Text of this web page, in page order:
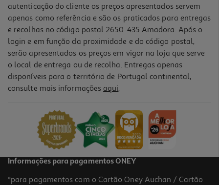
autenticação do cliente os preços apresentados servem
apenas como referência e são os praticados para entregas
e recolhas no código postal 2650-435 Amadora. Após o
login e em função da proximidade e do código postal,
serão apresentados os preços em vigor na loja que serve
o local de entrega ou de recolha. Entregas apenas
disponíveis para o território de Portugal continental,
consulte mais informações aqui.
Informações para pagamentos ONEY
*para pagamentos com o Cartão Oney Auchan / Cartão